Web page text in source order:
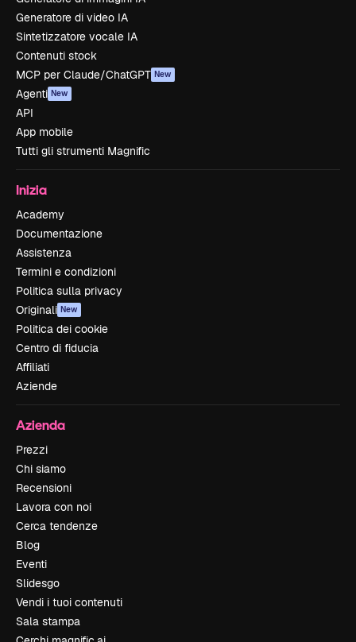
Generatore di video IA
Sintetizzatore vocale IA
Contenuti stock
MCP per Claude/ChatGPT New
Agenti New
API
App mobile
Tutti gli strumenti Magnific
Inizia
Academy
Documentazione
Assistenza
Termini e condizioni
Politica sulla privacy
Originali New
Politica dei cookie
Centro di fiducia
Affiliati
Aziende
Azienda
Prezzi
Chi siamo
Recensioni
Lavora con noi
Cerca tendenze
Blog
Eventi
Slidesgo
Vendi i tuoi contenuti
Sala stampa